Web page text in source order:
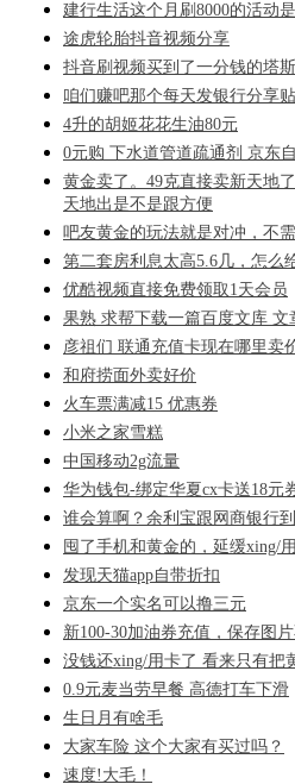
建行生活这个月刷8000的活动
途虎轮胎抖音视频分享
抖音刷视频买到了一分钱的塔
咱们赚吧那个每天发银行分享
4升的胡姬花花生油80元
0元购 下水道管道疏通剂 京东
黄金卖了。49克直接卖新天地
天地出是不是跟方便
吧友黄金的玩法就是对冲，不
第二套房利息太高5.6几，怎么
优酷视频直接免费领取1天会员
果熟 求帮下载一篇百度文库 文
彦祖们 联通充值卡现在哪里卖
和府捞面外卖好价
火车票满减15 优惠券
小米之家雪糕
中国移动2g流量
华为钱包-绑定华夏cx卡送18元
谁会算啊？余利宝跟网商银行
囤了手机和黄金的，延缓xing/
发现天猫app自带折扣
京东一个实名可以撸三元
新100-30加油券充值，保存图
没钱还xing/用卡了 看来只有把
0.9元麦当劳早餐 高德打车下滑
生日月有啥毛
大家车险 这个大家有买过吗？
速度!大毛！